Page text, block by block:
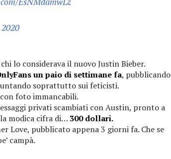
lo considerava il nuovo Justin Bieber.
un paio di settimane fa, pubblicando
soprattutto sui feticisti.
foto immancabili.
privati scambiati con Austin, pronto a
modica cifra di… 300 dollari.
Love, pubblicato appena 3 giorni fa. Che se
campà.